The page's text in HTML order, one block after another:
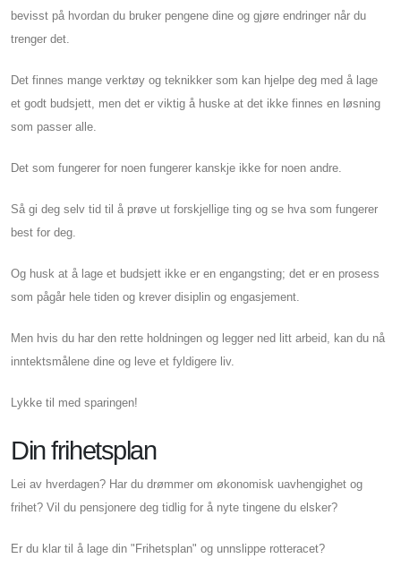
bevisst på hvordan du bruker pengene dine og gjøre endringer når du
trenger det.
Det finnes mange verktøy og teknikker som kan hjelpe deg med å lage
et godt budsjett, men det er viktig å huske at det ikke finnes en løsning
som passer alle.
Det som fungerer for noen fungerer kanskje ikke for noen andre.
Så gi deg selv tid til å prøve ut forskjellige ting og se hva som fungerer
best for deg.
Og husk at å lage et budsjett ikke er en engangsting; det er en prosess
som pågår hele tiden og krever disiplin og engasjement.
Men hvis du har den rette holdningen og legger ned litt arbeid, kan du nå
inntektsmålene dine og leve et fyldigere liv.
Lykke til med sparingen!
Din frihetsplan
Lei av hverdagen? Har du drømmer om økonomisk uavhengighet og
frihet? Vil du pensjonere deg tidlig for å nyte tingene du elsker?
Er du klar til å lage din "Frihetsplan" og unnslippe rotteracet?